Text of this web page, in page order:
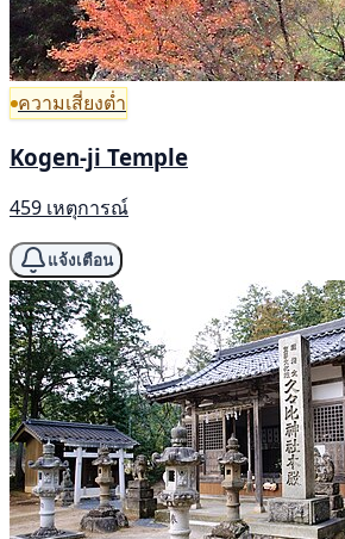
ความเสี่ยงต่ำ
Kogen-ji Temple
459 เหตุการณ์
แจ้งเตือน